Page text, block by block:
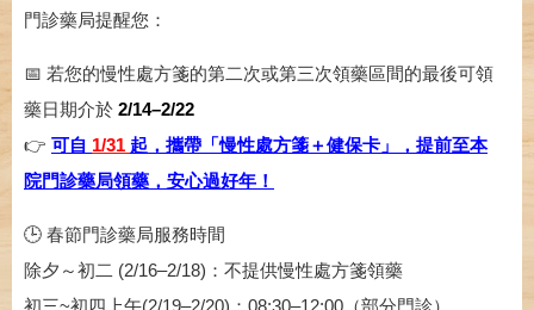
門診藥局提醒您：
📅 若您的慢性處方箋的第二次或第三次領藥區間的最後可領
藥日期介於 2/14–2/22
👉 可自 1/31 起，攜帶「慢性處方箋＋健保卡」，提前至本
院門診藥局領藥，安心過好年！
🕒 春節門診藥局服務時間
除夕～初二 (2/16–2/18)：不提供慢性處方箋領藥